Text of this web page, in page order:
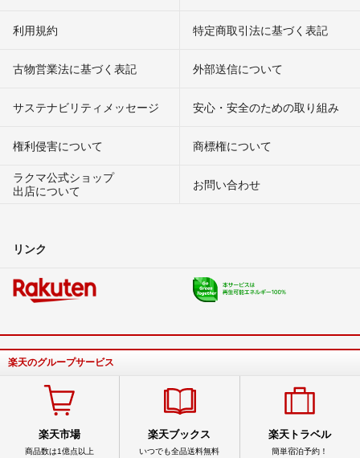
利用規約 特定商取引法に基づく表記
古物営業法に基づく表記 外部送信について
サステナビリティメッセージ 安心・安全のための取り組み
権利侵害について
商標権について
ラクマ公式ショップ
出店について
お問い合わせ
リンク
楽天のグループサービス
楽天市場
商品数は1億点以上
楽天ブックス
いつでも全品送料無料
楽天トラベル
簡単宿泊予約！